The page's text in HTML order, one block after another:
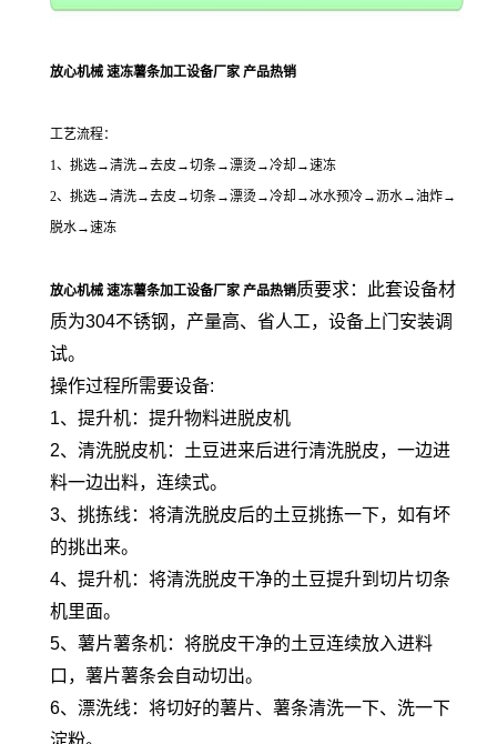
放心机械 速冻薯条加工设备厂家 产品热销
工艺流程：
1、挑选→清洗→去皮→切条→漂烫→冷却→速冻
2、挑选→清洗→去皮→切条→漂烫→冷却→冰水预冷→沥水→油炸→
脱水→速冻
放心机械 速冻薯条加工设备厂家 产品热销质要求：此套设备材
质为304不锈钢，产量高、省人工，设备上门安装调
试。
操作过程所需要设备:
1、提升机：提升物料进脱皮机
2、清洗脱皮机：土豆进来后进行清洗脱皮，一边进
料一边出料，连续式。
3、挑拣线：将清洗脱皮后的土豆挑拣一下，如有坏
的挑出来。
4、提升机：将清洗脱皮干净的土豆提升到切片切条
机里面。
5、薯片薯条机：将脱皮干净的土豆连续放入进料
口，薯片薯条会自动切出。
6、漂洗线：将切好的薯片、薯条清洗一下、洗一下
淀粉。